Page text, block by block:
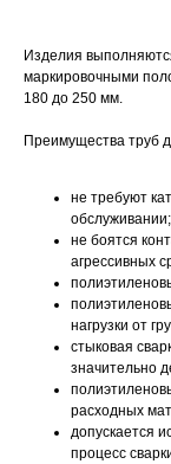
Изделия
маркировочными
180 до 250 мм.
Преимущества труб
не требуют
обслуживании;
не боятся
агрессивных
нагрузки от
стыковая
значительно
расходных
допускается
процесс